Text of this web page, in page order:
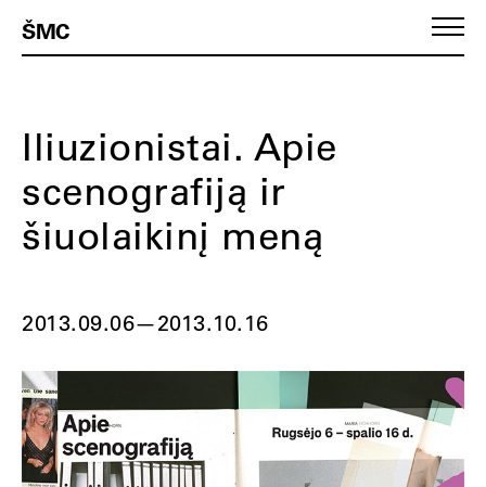
ŠMC
Iliuzionistai. Apie
scenografiją ir
šiuolaikinį meną
2013.09.06—2013.10.16